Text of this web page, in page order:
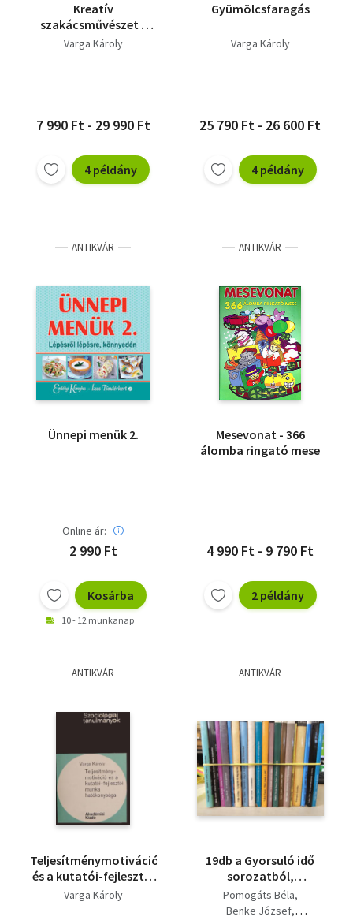
Kreatív
szakácsművészet -
Creative art of
Varga Károly
7 990 Ft - 29 990 Ft
4 példány
Gyümölcsfaragás
Varga Károly
25 790 Ft - 26 600 Ft
4 példány
ANTIKVÁR
Ünnepi menük 2.
Online ár:
2 990 Ft
Kosárba
10 - 12 munkanap
ANTIKVÁR
Mesevonat - 366
álomba ringató mese
4 990 Ft - 9 790 Ft
2 példány
ANTIKVÁR
Teljesítménymotiváció
és a kutatói-fejlesztői
munka hatékonysága
Varga Károly
ANTIKVÁR
19db a Gyorsuló idő
sorozatból,
KÖNYVMENTŐ
AJÁNLAT
Pomogáts Béla
Benke József